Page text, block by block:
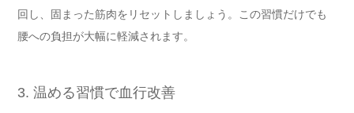
回し、固まった筋肉をリセットしましょう。この習慣だけでも
腰への負担が大幅に軽減されます。
3. 温める習慣で血行改善